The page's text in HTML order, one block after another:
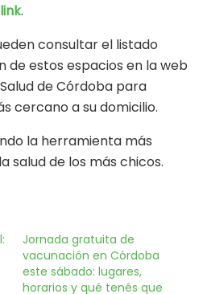
.
consultar el listado
de estos espacios en la web
de Córdoba para
cercano a su domicilio.
la herramienta más
salud de los más chicos.
Jornada gratuita de
vacunación en Córdoba
este sábado: lugares,
horarios y qué tenés que